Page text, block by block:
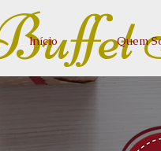
Início Quem